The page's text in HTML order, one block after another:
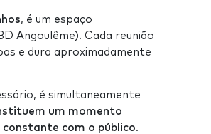
, é um espaço
Angoulême). Cada reunião
e dura aproximadamente
é simultaneamente
um momento
com o público.